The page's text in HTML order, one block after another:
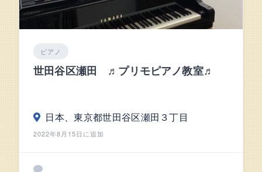
ピアノ
世田谷区瀬田 ♬プリモピアノ教室♬
日本、東京都世田谷区瀬田３丁目
2022年8月15日に追加